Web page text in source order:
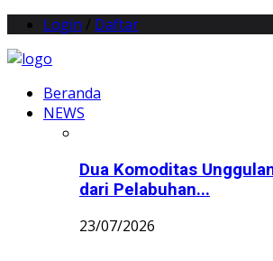
Login / Daftar
Beranda
NEWS
Dua Komoditas
dari Pelabuhan...
23/07/2026